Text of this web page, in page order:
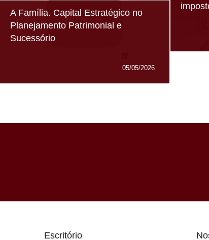
A Família. Capital Estratégico no
Planejamento Patrimonial e
Sucessório
05/05/2026
Escritório